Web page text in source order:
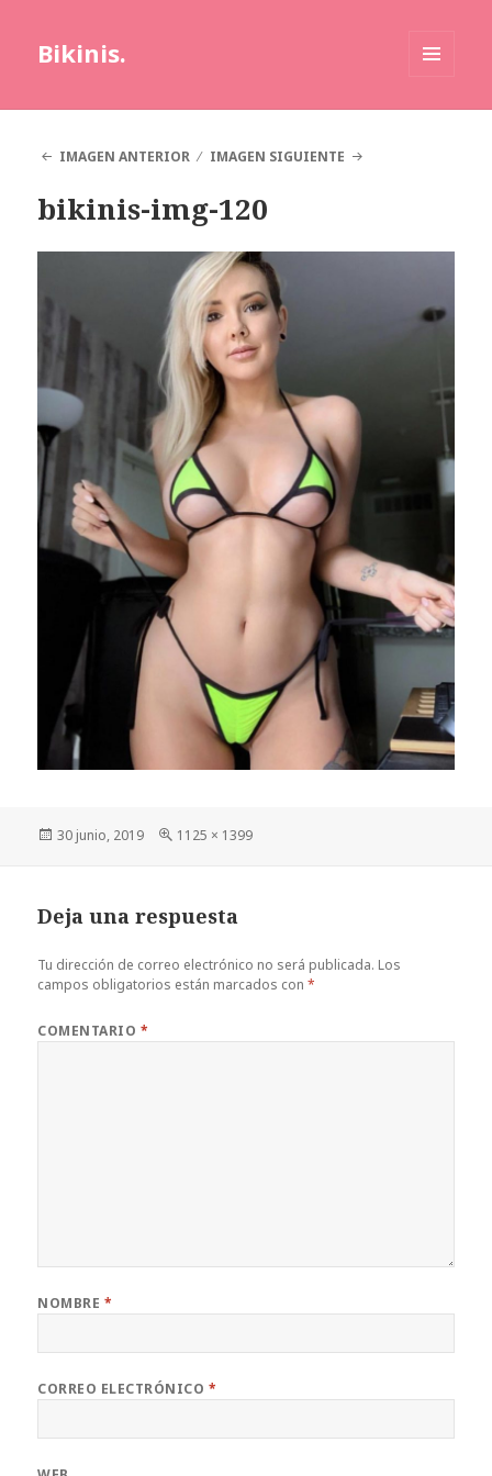
Bikinis.
IMAGEN ANTERIOR
IMAGEN SIGUIENTE
bikinis-img-120
Publicado
30 junio, 2019
Tamaño
1125 × 1399
Deja una respuesta
Tu dirección de correo electrónico no será publicada. Los
campos obligatorios están marcados con*
COMENTARIO *
NOMBRE *
CORREO ELECTRÓNICO *